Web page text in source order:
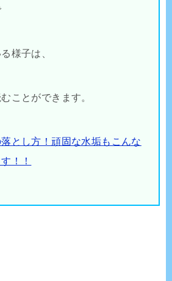
様子は、
ことができます。
とし方！頑固な水垢もこんな
！！